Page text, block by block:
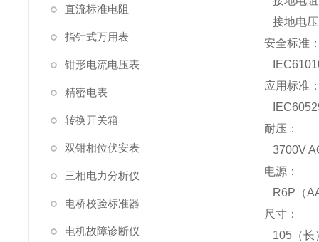
直流标准电阻
指针式万用表
钳形电流电压表
精密电表
转换开关箱
双钳相位伏安表
三相电力分析仪
电桥校验标准器
电机故障诊断仪
接地电
安全标准
应用标准
耐压：
3700V
电源：
R6P（
尺寸：
105（长